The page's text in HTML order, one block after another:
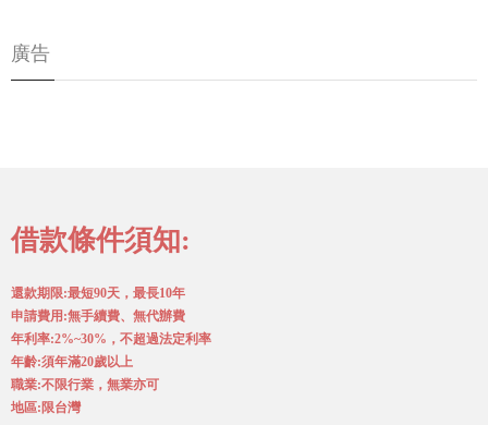
廣告
借款條件須知:
還款期限:最短90天，最長10年
申請費用:無手續費、無代辦費
年利率:2%~30%，不超過法定利率
年齡:須年滿20歲以上
職業:不限行業，無業亦可
地區:限台灣